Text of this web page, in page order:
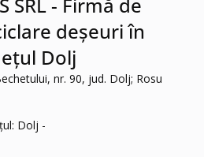
deșeuri în
Dolj
nr. 90, jud. Dolj; Rosu
Dolj -